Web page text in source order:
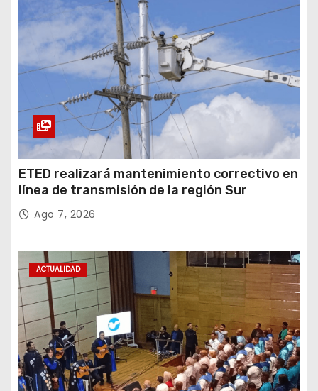
ETED realizará mantenimiento correctivo en
línea de transmisión de la región Sur
Ago 7, 2026
ACTUALIDAD